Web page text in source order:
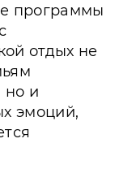
программы
отдых не
но и
эмоций,